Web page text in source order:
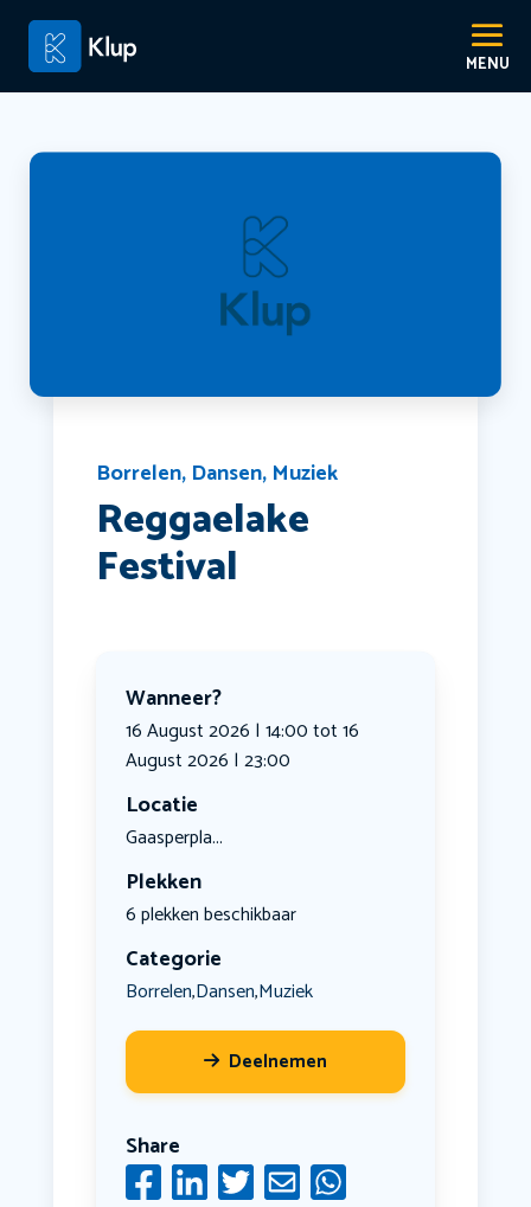
Borrelen, Dansen, Muziek
Reggaelake
Festival
Wanneer?
16 August 2026 | 14:00 tot 16
August 2026 | 23:00
Locatie
Gaasperpla...
Plekken
6 plekken beschikbaar
Categorie
Borrelen,Dansen,Muziek
Deelnemen
Share